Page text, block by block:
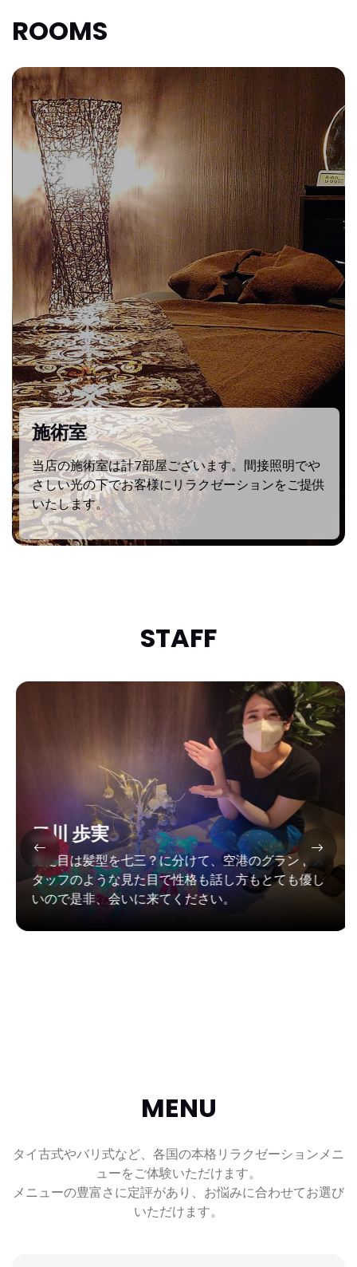
ROOMS
施術室
当店の施術室は計7部屋ございます。間接照明でや
さしい光の下でお客様にリラクゼーションをご提供
いたします。
STAFF
二川 歩実
見た目は髪型を七三？に分けて、空港のグランドス
タッフのような見た目で性格も話し方もとても優し
いので是非、会いに来てください。
MENU
タイ古式やバリ式など、各国の本格リラクゼーションメニ
ューをご体験いただけます。
メニューの豊富さに定評があり、お悩みに合わせてお選び
いただけます。